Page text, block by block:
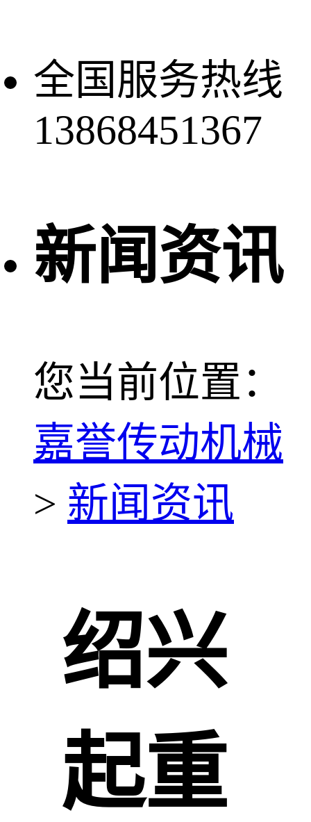
全国服务热线
13868451367
新闻资讯
您当前位置：
嘉誉传动机械
> 新闻资讯
绍兴
起重